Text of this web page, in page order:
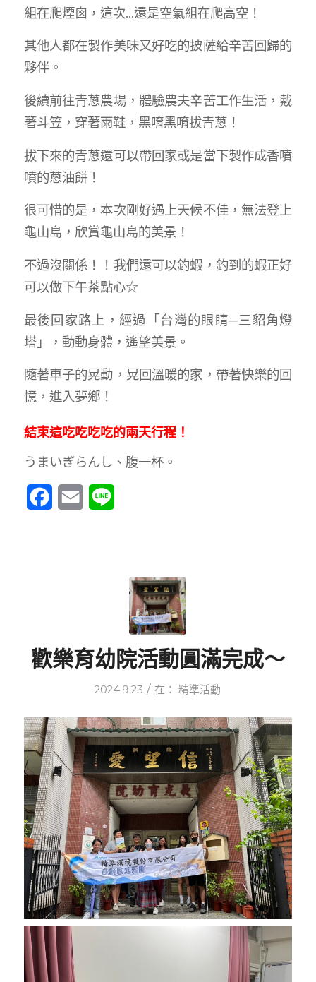
組在爬煙囪，這次…還是空氣組在爬高空！
其他人都在製作美味又好吃的披薩給辛苦回歸的
夥伴。
後續前往青蔥農場，體驗農夫辛苦工作生活，戴
著斗笠，穿著雨鞋，黑唷黑唷拔青蔥！
拔下來的青蔥還可以帶回家或是當下製作成香噴
噴的蔥油餅！
很可惜的是，本次剛好遇上天候不佳，無法登上
龜山島，欣賞龜山島的美景！
不過沒關係！！我們還可以釣蝦，釣到的蝦正好
可以做下午茶點心☆
最後回家路上，經過「台灣的眼睛─三貂角燈
塔」，動動身體，遙望美景。
隨著車子的晃動，晃回溫暖的家，帶著快樂的回
憶，進入夢鄉！
結束這吃吃吃吃的兩天行程！
うまいぎらんし、腹一杯。
Facebook
Email
歡樂育幼院活動圓滿完成～
2024.9.23 / 在：精準活動